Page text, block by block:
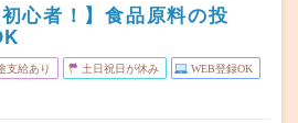
心者！】食品原料の投
支給あり 土日祝日が休み WEB登録OK